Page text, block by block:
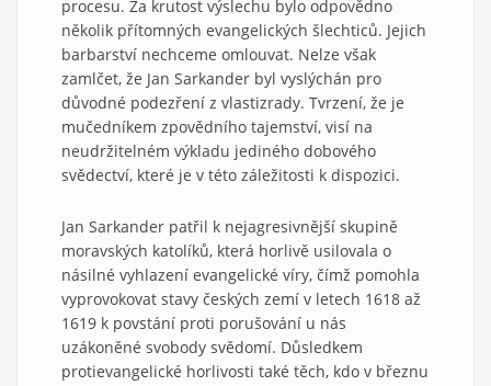
procesu. Za krutost výslechu bylo odpovědno
několik přítomných evangelických šlechticů. Jejich
barbarství nechceme omlouvat. Nelze však
zamlčet, že Jan Sarkander byl vyslýchán pro
důvodné podezření z vlastizrady. Tvrzení, že je
mučedníkem zpovědního tajemství, visí na
neudržitelném výkladu jediného dobového
svědectví, které je v této záležitosti k dispozici.
Jan Sarkander patřil k nejagresivnější skupině
moravských katolíků, která horlivě usilovala o
násilné vyhlazení evangelické víry, čímž pomohla
vyprovokovat stavy českých zemí v letech 1618 až
1619 k povstání proti porušování u nás
uzákoněné svobody svědomí. Důsledkem
protievangelické horlivosti také těch, kdo v březnu